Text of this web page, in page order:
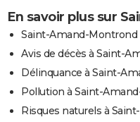
En savoir plus sur
Saint-Amand-Montrond
Avis de décès à Saint-
Délinquance à Saint-
Pollution à Saint-
Risques naturels à